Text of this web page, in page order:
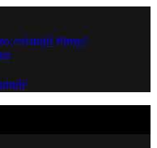
existujú filmy!